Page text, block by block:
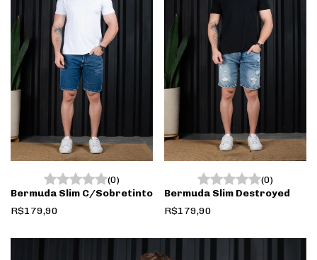
(0)
Bermuda Slim C/Sobretinto
R$179,90
(0)
Bermuda Slim Destroyed
R$179,90